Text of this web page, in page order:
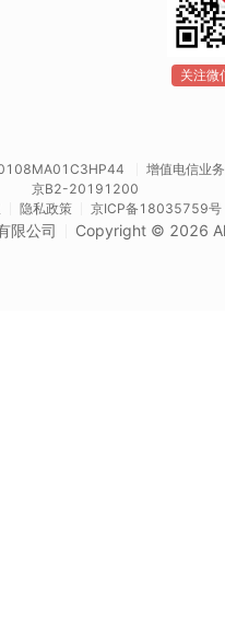
关注微
增值电信业
京B2-20191200
隐私政策 京ICP备18035759号
限公司
Copyright © 2026